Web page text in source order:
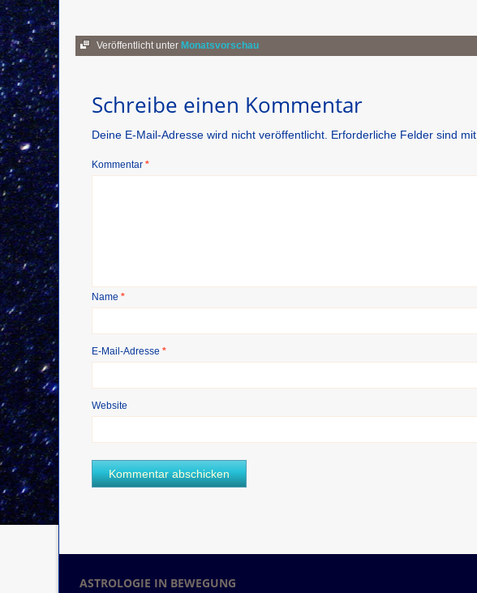
Veröffentlicht unter Monatsvorschau
Schreibe einen Kommentar
Deine E-Mail-Adresse wird nicht veröffentlicht. Erforderliche Felder sind mit
Kommentar *
Name *
E-Mail-Adresse *
Website
ASTROLOGIE IN BEWEGUNG